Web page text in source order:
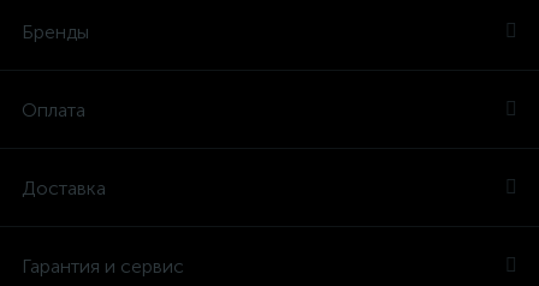
Бренды
Оплата
Доставка
Гарантия и сервис